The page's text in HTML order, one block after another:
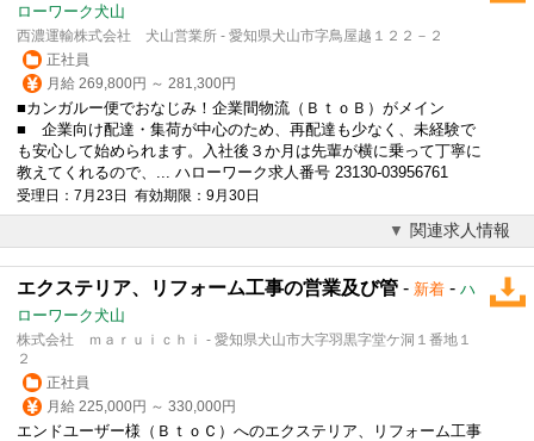
ローワーク犬山
西濃運輸株式会社 犬山営業所 - 愛知県犬山市字鳥屋越１２２－２
正社員
月給 269,800円 ～ 281,300円
■カンガルー便でおなじみ！企業間物流（ＢｔｏＢ）がメイン
■ 企業向け配達・集荷が中心のため、再配達も少なく、未経験で
も安心して始められます。入社後３か月は先輩が横に乗って丁寧に
教えてくれるので、... ハローワーク求人番号 23130-03956761
受理日：7月23日 有効期限：9月30日
関連求人情報
エクステリア、リフォーム工事の営業及び管 - 新着 - ハ
ローワーク犬山
株式会社 ｍａｒｕｉｃｈｉ - 愛知県犬山市大字羽黒字堂ケ洞１番地１
２
正社員
月給 225,000円 ～ 330,000円
エンドユーザー様（ＢｔｏＣ）へのエクステリア、リフォーム工事